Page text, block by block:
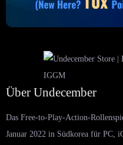
Über Undecember
Das Free-to-Play-Action-
Januar 2022 in Südkorea für PC,